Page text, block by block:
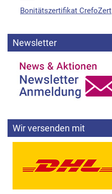
Bonitätszertifikat CrefoZert
Newsletter
Wir versenden mit